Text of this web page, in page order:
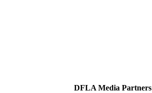
DFLA Media Partners